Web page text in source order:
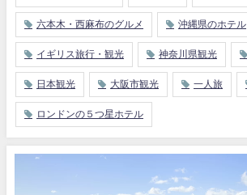
六本木・西麻布のグルメ 沖縄県のホテル
イギリス旅行・観光 神奈川県観光
日本観光 大阪市観光 一人旅
ロンドンの５つ星ホテル